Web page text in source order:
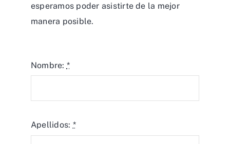
esperamos poder asistirte de la mejor
manera posible.
Nombre: *
Apellidos: *